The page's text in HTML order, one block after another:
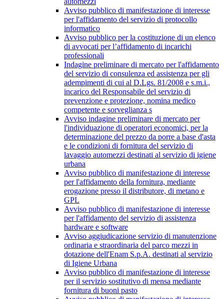
Avviso pubblico di manifestazione di interesse
per l'affidamento del servizio di protocollo
informatico
Avviso pubblico per la costituzione di un elenco
di avvocati per l’affidamento di incarichi
professionali
Indagine preliminare di mercato per l'affidamento
del servizio di consulenza ed assistenza per gli
adempimenti di cui al D.Lgs. 81/2008 e s.m.i.,
incarico del Responsabile del servizio di
prevenzione e protezione, nomina medico
competente e sorveglianza s
Avviso indagine preliminare di mercato per
l'individuazione di operatori economici, per la
determinazione del prezzo da porre a base d'asta
e le condizioni di fornitura del servizio di
lavaggio automezzi destinati al servizio di igiene
urbana
Avviso pubblico di manifestazione di interesse
per l'affidamento della fornitura, mediante
erogazione presso il distributore, di metano e
GPL
Avviso pubblico di manifestazione di interesse
per l'affidamento del servizio di assistenza
hardware e software
Avviso aggiudicazione servizio di manutenzione
ordinaria e straordinaria del parco mezzi in
dotazione dell'Enam S.p.A. destinati al servizio
di Igiene Urbana
Avviso pubblico di manifestazione di interesse
per il servizio sostitutivo di mensa mediante
fornitura di buoni pasto